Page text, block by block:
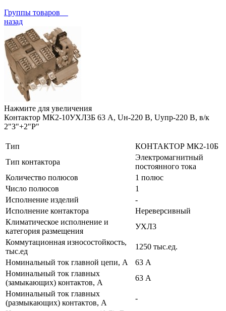
Группы товаров
назад
Нажмите для увеличения
Контактор МК2-10УХЛ3Б 63 А, Uн-220 В, Uупр-220 В, в/к
2"З"+2"Р"
Тип
КОНТАКТОР МК2-10Б
Тип контактора
Электромагнитный
постоянного тока
Количество полюсов
1 полюс
Число полюсов
1
Исполнение изделий
-
Исполнение контактора
Нереверсивный
Климатическое исполнение и
категория размещения
УХЛ3
Коммутационная износостойкость,
тыс.ед
1250 тыс.ед.
Номинальный ток главной цепи, А
63 А
Номинальный ток главных
(замыкающих) контактов, А
63 А
Номинальный ток главных
(размыкающих) контактов, А
-